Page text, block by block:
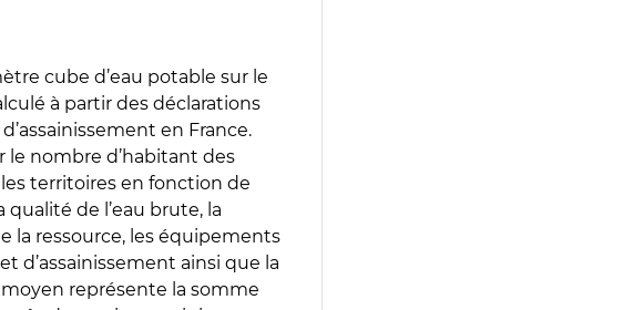
cube d’eau potable sur le
à partir des déclarations
en France.
le nombre d’habitant des
territoires en fonction de
de l’eau brute, la
la ressource, les équipements
d’assainissement ainsi que la
représente la somme